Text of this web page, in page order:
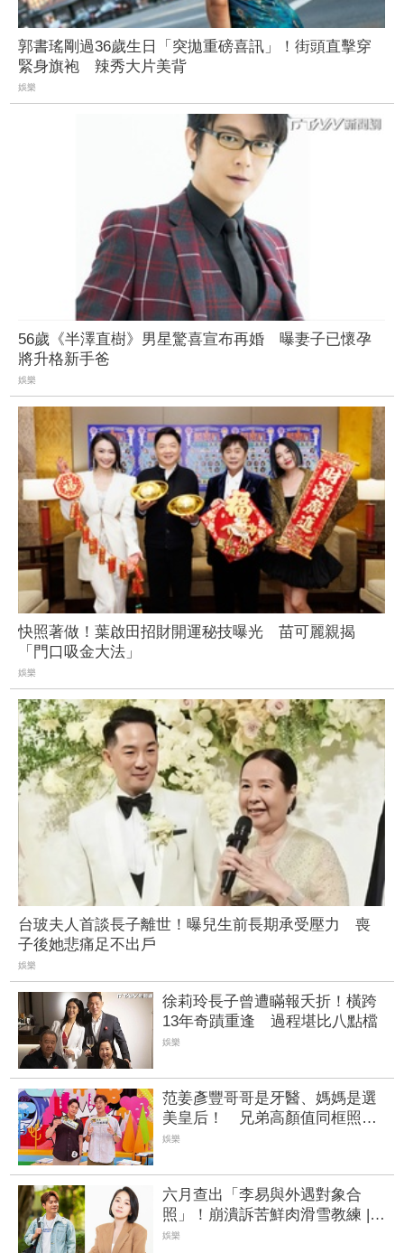
郭書瑤剛過36歲生日「突拋重磅喜訊」！街頭直擊穿
緊身旗袍 辣秀大片美背
娛樂
56歲《半澤直樹》男星驚喜宣布再婚 曝妻子已懷孕
將升格新手爸
娛樂
快照著做！葉啟田招財開運秘技曝光 苗可麗親揭
「門口吸金大法」
娛樂
台玻夫人首談長子離世！曝兒生前長期承受壓力 喪
子後她悲痛足不出戶
娛樂
徐莉玲長子曾遭瞞報夭折！橫跨
13年奇蹟重逢 過程堪比八點檔
娛樂
范姜彥豐哥哥是牙醫、媽媽是選
美皇后！ 兄弟高顏值同框照帥
翻網友 | FTNN 新聞網
娛樂
六月查出「李易與外遇對象合
照」！崩潰訴苦鮮肉滑雪教練 |
FTNN 新聞網
娛樂